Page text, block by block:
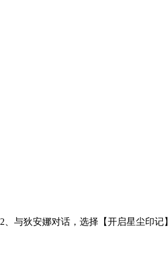
2、与狄安娜对话，选择【开启星尘印